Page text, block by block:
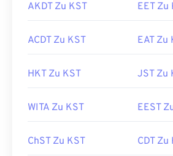
AKDT Zu KST EET Zu
ACDT Zu KST EAT Zu
HKT Zu KST JST Zu
WITA Zu KST EEST
ChST Zu KST CDT Zu